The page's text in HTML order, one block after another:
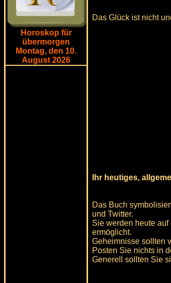
Horoskop für
übermorgen
Montag, den 10.
August 2026
Das Glück ist nicht
Ihr heutiges,
Das Buch
und Twitter.
Sie werden heute
ermöglicht.
Geheimnisse sollten
Posten Sie nichts in
Generell sollten Sie